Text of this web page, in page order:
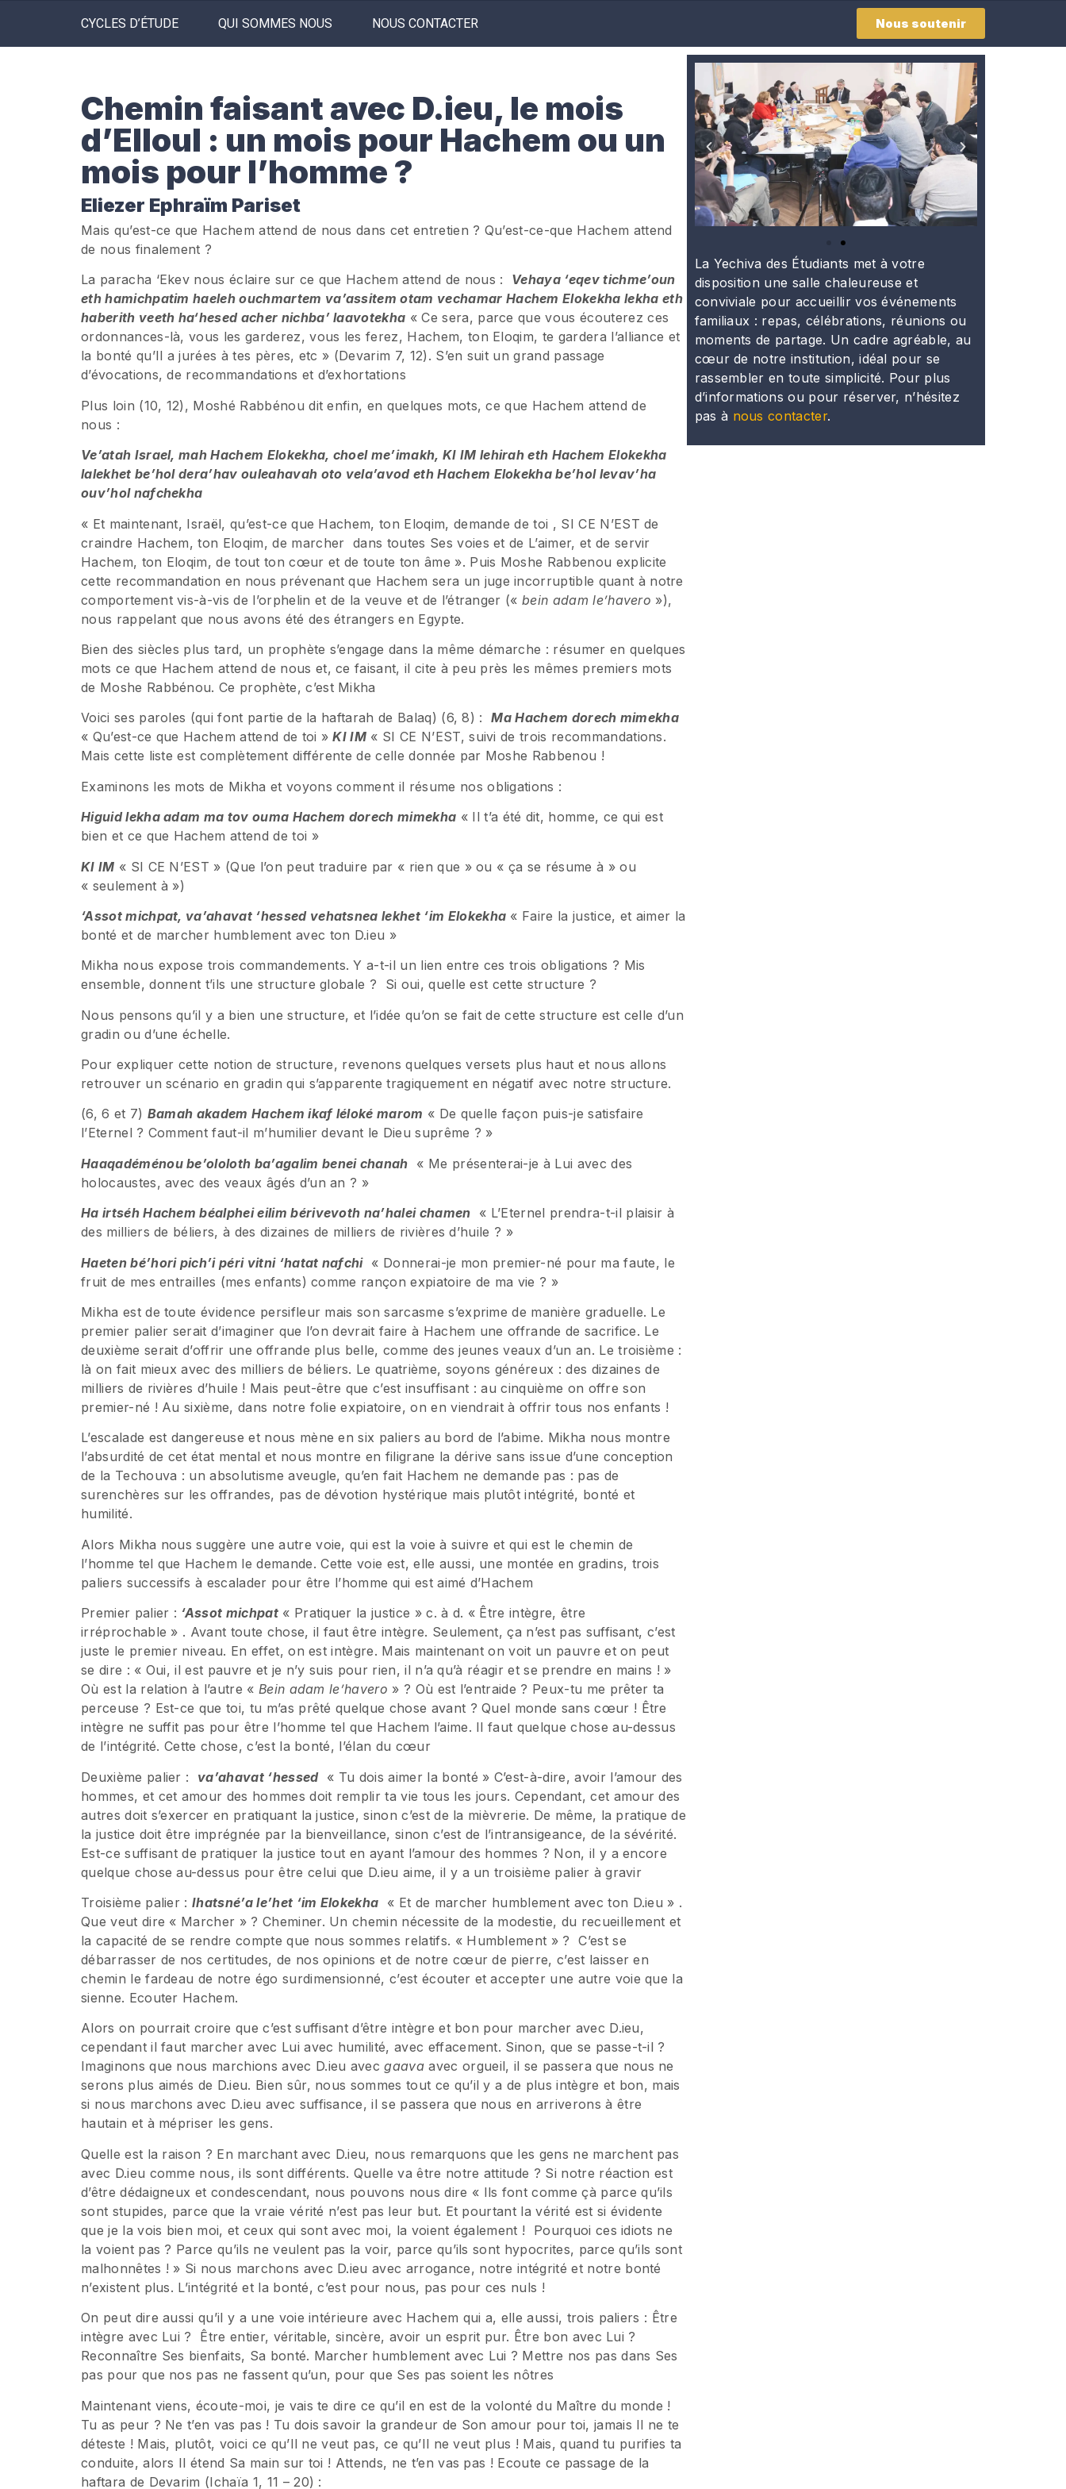
CYCLES D’ÉTUDE QUI SOMMES NOUS NOUS CONTACTER Nous soutenir
Chemin faisant avec D.ieu, le mois
d’Elloul : un mois pour Hachem ou un
mois pour l’homme ?
Eliezer Ephraïm Pariset
Mais qu’est-ce que Hachem attend de nous dans cet entretien ? Qu’est-ce-que Hachem attend
de nous finalement ?
La paracha ‘Ekev nous éclaire sur ce que Hachem attend de nous : Vehaya ‘eqev tichme’oun
eth hamichpatim haeleh ouchmartem va’assitem otam vechamar Hachem Elokekha lekha eth
haberith veeth ha‘hesed acher nichba’ laavotekha « Ce sera, parce que vous écouterez ces
ordonnances-là, vous les garderez, vous les ferez, Hachem, ton Eloqim, te gardera l’alliance et
la bonté qu’Il a jurées à tes pères, etc » (Devarim 7, 12). S’en suit un grand passage
d’évocations, de recommandations et d’exhortations
Plus loin (10, 12), Moshé Rabbénou dit enfin, en quelques mots, ce que Hachem attend de
nous :
Ve’atah Israel, mah Hachem Elokekha, choel me’imakh, KI IM lehirah eth Hachem Elokekha
lalekhet be’hol dera’hav ouleahavah oto vela’avod eth Hachem Elokekha be’hol levav’ha
ouv’hol nafchekha
« Et maintenant, Israël, qu’est-ce que Hachem, ton Eloqim, demande de toi , SI CE N’EST de
craindre Hachem, ton Eloqim, de marcher dans toutes Ses voies et de L’aimer, et de servir
Hachem, ton Eloqim, de tout ton cœur et de toute ton âme ». Puis Moshe Rabbenou explicite
cette recommandation en nous prévenant que Hachem sera un juge incorruptible quant à notre
comportement vis-à-vis de l’orphelin et de la veuve et de l’étranger («bein adam le’havero »),
nous rappelant que nous avons été des étrangers en Egypte.
Bien des siècles plus tard, un prophète s’engage dans la même démarche : résumer en quelques
mots ce que Hachem attend de nous et, ce faisant, il cite à peu près les mêmes premiers mots
de Moshe Rabbénou. Ce prophète, c’est Mikha
Voici ses paroles (qui font partie de la haftarah de Balaq) (6, 8) :Ma Hachem dorech mimekha
« Qu’est-ce que Hachem attend de toi »KI IM « SI CE N’EST, suivi de trois recommandations.
Mais cette liste est complètement différente de celle donnée par Moshe Rabbenou !
Examinons les mots de Mikha et voyons comment il résume nos obligations :
Higuid lekha adam ma tov ouma Hachem dorech mimekha « Il t’a été dit, homme, ce qui est
bien et ce que Hachem attend de toi »
KI IM « SI CE N’EST » (Que l’on peut traduire par « rien que » ou « ça se résume à » ou
« seulement à »)
‘Assot michpat, va’ahavat ‘hessed vehatsnea lekhet ‘im Elokekha « Faire la justice, et aimer la
bonté et de marcher humblement avec ton D.ieu »
Mikha nous expose trois commandements. Y a-t-il un lien entre ces trois obligations ? Mis
ensemble, donnent t’ils une structure globale ? Si oui, quelle est cette structure ?
Nous pensons qu’il y a bien une structure, et l’idée qu’on se fait de cette structure est celle d’un
gradin ou d’une échelle.
Pour expliquer cette notion de structure, revenons quelques versets plus haut et nous allons
retrouver un scénario en gradin qui s’apparente tragiquement en négatif avec notre structure.
(6, 6 et 7) Bamah akadem Hachem ikaf léloké marom « De quelle façon puis-je satisfaire
l’Eternel ? Comment faut-il m’humilier devant le Dieu suprême ? »
Haaqadéménou be’ololoth ba’agalim benei chanah « Me présenterai-je à Lui avec des
holocaustes, avec des veaux âgés d’un an ? »
Ha irtséh Hachem béalphei eilim bérivevoth na’halei chamen « L’Eternel prendra-t-il plaisir à
des milliers de béliers, à des dizaines de milliers de rivières d’huile ? »
Haeten bé’hori pich’i péri vitni ‘hatat nafchi« Donnerai-je mon premier-né pour ma faute, le
fruit de mes entrailles (mes enfants) comme rançon expiatoire de ma vie ? »
Mikha est de toute évidence persifleur mais son sarcasme s’exprime de manière graduelle. Le
premier palier serait d’imaginer que l’on devrait faire à Hachem une offrande de sacrifice. Le
deuxième serait d’offrir une offrande plus belle, comme des jeunes veaux d’un an. Le troisième :
là on fait mieux avec des milliers de béliers. Le quatrième, soyons généreux : des dizaines de
milliers de rivières d’huile ! Mais peut-être que c’est insuffisant : au cinquième on offre son
premier-né ! Au sixième, dans notre folie expiatoire, on en viendrait à offrir tous nos enfants !
L’escalade est dangereuse et nous mène en six paliers au bord de l’abime. Mikha nous montre
l’absurdité de cet état mental et nous montre en filigrane la dérive sans issue d’une conception
de la Techouva : un absolutisme aveugle, qu’en fait Hachem ne demande pas : pas de
surenchères sur les offrandes, pas de dévotion hystérique mais plutôt intégrité, bonté et
humilité.
Alors Mikha nous suggère une autre voie, qui est la voie à suivre et qui est le chemin de
l’homme tel que Hachem le demande. Cette voie est, elle aussi, une montée en gradins, trois
paliers successifs à escalader pour être l’homme qui est aimé d’Hachem
Premier palier : ‘Assot michpat« Pratiquer la justice » c. à d. « Être intègre, être
irréprochable » . Avant toute chose, il faut être intègre. Seulement, ça n’est pas suffisant, c’est
juste le premier niveau. En effet, on est intègre. Mais maintenant on voit un pauvre et on peut
se dire : « Oui, il est pauvre et je n’y suis pour rien, il n’a qu’à réagir et se prendre en mains ! »
Où est la relation à l’autre « Bein adam le’havero » ? Où est l’entraide ? Peux-tu me prêter ta
perceuse ? Est-ce que toi, tu m’as prêté quelque chose avant ? Quel monde sans cœur ! Être
intègre ne suffit pas pour être l’homme tel que Hachem l’aime. Il faut quelque chose au-dessus
de l’intégrité. Cette chose, c’est la bonté, l’élan du cœur
Deuxième palier : va’ahavat ‘hessed« Tu dois aimer la bonté » C’est-à-dire, avoir l’amour des
hommes, et cet amour des hommes doit remplir ta vie tous les jours. Cependant, cet amour des
autres doit s’exercer en pratiquant la justice, sinon c’est de la mièvrerie. De même, la pratique de
la justice doit être imprégnée par la bienveillance, sinon c’est de l’intransigeance, de la sévérité.
Est-ce suffisant de pratiquer la justice tout en ayant l’amour des hommes ? Non, il y a encore
quelque chose au-dessus pour être celui que D.ieu aime, il y a un troisième palier à gravir
Troisième palier :Ihatsné’a le’het ‘im Elokekha « Et de marcher humblement avec ton D.ieu » .
Que veut dire « Marcher » ? Cheminer. Un chemin nécessite de la modestie, du recueillement et
la capacité de se rendre compte que nous sommes relatifs. « Humblement » ? C’est se
débarrasser de nos certitudes, de nos opinions et de notre cœur de pierre, c’est laisser en
chemin le fardeau de notre égo surdimensionné, c’est écouter et accepter une autre voie que la
sienne. Ecouter Hachem.
Alors on pourrait croire que c’est suffisant d’être intègre et bon pour marcher avec D.ieu,
cependant il faut marcher avec Lui avec humilité, avec effacement. Sinon, que se passe-t-il ?
Imaginons que nous marchions avec D.ieu avecgaava avec orgueil, il se passera que nous ne
serons plus aimés de D.ieu. Bien sûr, nous sommes tout ce qu’il y a de plus intègre et bon, mais
si nous marchons avec D.ieu avec suffisance, il se passera que nous en arriverons à être
hautain et à mépriser les gens.
Quelle est la raison ? En marchant avec D.ieu, nous remarquons que les gens ne marchent pas
avec D.ieu comme nous, ils sont différents. Quelle va être notre attitude ? Si notre réaction est
d’être dédaigneux et condescendant, nous pouvons nous dire « Ils font comme çà parce qu’ils
sont stupides, parce que la vraie vérité n’est pas leur but. Et pourtant la vérité est si évidente
que je la vois bien moi, et ceux qui sont avec moi, la voient également ! Pourquoi ces idiots ne
la voient pas ? Parce qu’ils ne veulent pas la voir, parce qu’ils sont hypocrites, parce qu’ils sont
malhonnêtes ! » Si nous marchons avec D.ieu avec arrogance, notre intégrité et notre bonté
n’existent plus. L’intégrité et la bonté, c’est pour nous, pas pour ces nuls !
On peut dire aussi qu’il y a une voie intérieure avec Hachem qui a, elle aussi, trois paliers : Être
intègre avec Lui ? Être entier, véritable, sincère, avoir un esprit pur. Être bon avec Lui ?
Reconnaître Ses bienfaits, Sa bonté. Marcher humblement avec Lui ? Mettre nos pas dans Ses
pas pour que nos pas ne fassent qu’un, pour que Ses pas soient les nôtres
Maintenant viens, écoute-moi, je vais te dire ce qu’il en est de la volonté du Maître du monde !
Tu as peur ? Ne t’en vas pas ! Tu dois savoir la grandeur de Son amour pour toi, jamais Il ne te
déteste ! Mais, plutôt, voici ce qu’Il ne veut pas, ce qu’Il ne veut plus ! Mais, quand tu purifies ta
conduite, alors Il étend Sa main sur toi ! Attends, ne t’en vas pas ! Ecoute ce passage de la
haftara de Devarim (Ichaïa 1, 11 – 20) :
La Yechiva des Étudiants met à votre
disposition une salle chaleureuse et
conviviale pour accueillir vos événements
familiaux : repas, célébrations, réunions ou
moments de partage. Un cadre agréable, au
cœur de notre institution, idéal pour se
rassembler en toute simplicité. Pour plus
d’informations ou pour réserver, n’hésitez
pas à nous contacter.